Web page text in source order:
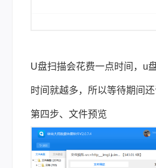
U盘扫描会花费一点时间，u
时间就越多，所以等待期间还
第四步、文件预览